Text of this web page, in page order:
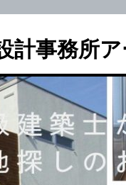
計事務所